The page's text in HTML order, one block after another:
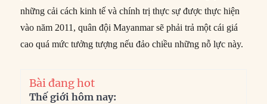
những cải cách kinh tế và chính trị thực sự được thực hiện
vào năm 2011, quân đội Mayanmar sẽ phải trả một cái giá
cao quá mức tưởng tượng nếu đảo chiều những nỗ lực này.
Bài đang hot
Thế giới hôm nay: